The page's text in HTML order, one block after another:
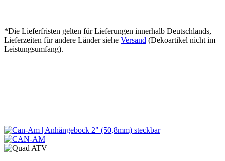
*Die Lieferfristen gelten für Lieferungen innerhalb Deutschlands,
Lieferzeiten für andere Länder siehe Versand (Dekoartikel nicht im
Leistungsumfang).